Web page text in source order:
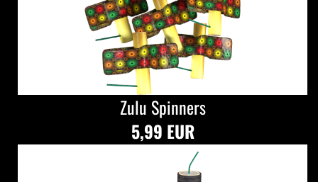
Zulu Spinners
5,99 EUR